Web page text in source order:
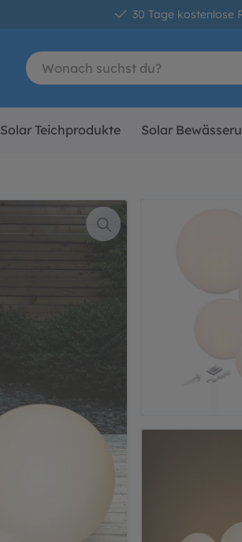
30 Tage kostenlose
Solar Teichprodukte Solar